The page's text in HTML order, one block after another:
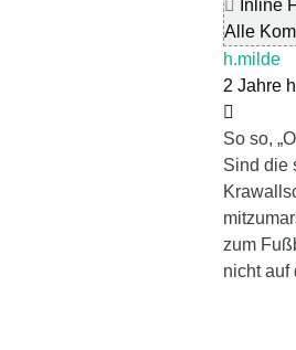
Inline
Alle
h.milde
2 Jahre
So so,
Sind die
zum
nicht auf